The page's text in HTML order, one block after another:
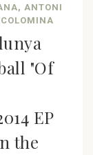
ANTONI
"Of
EP
the